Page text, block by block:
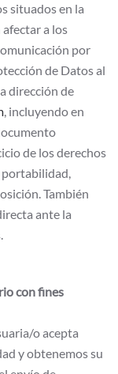
situados en la
a los
por
de Datos al
dirección de
, incluyendo en
de los derechos
portabilidad,
También
ante la
con fines
o acepta
y obtenemos su